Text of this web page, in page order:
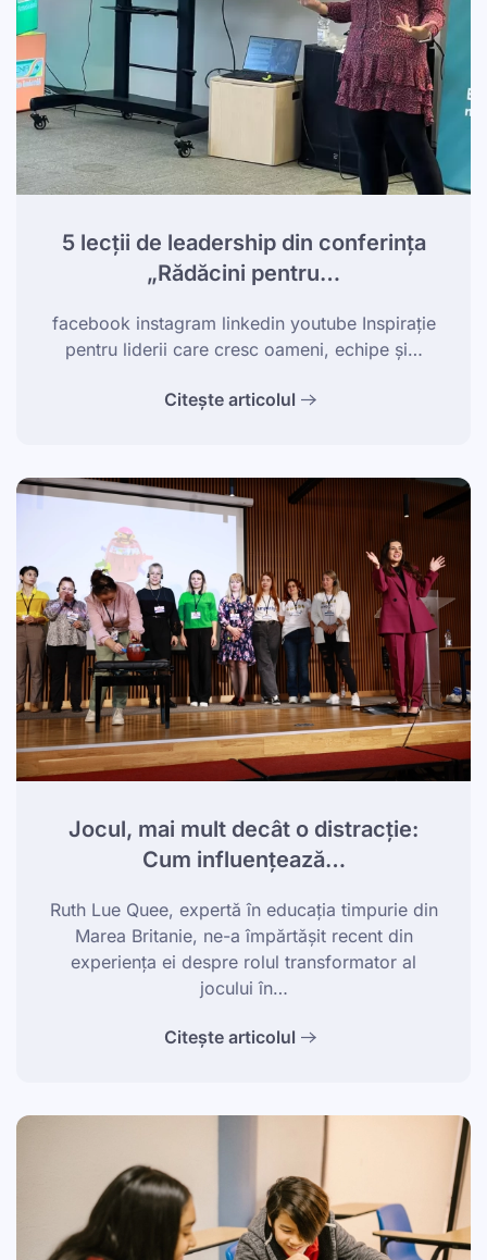
5 lecții de leadership din conferința
„Rădăcini pentru…
facebook instagram linkedin youtube Inspirație
pentru liderii care cresc oameni, echipe și…
Citește articolul
Jocul, mai mult decât o distracție:
Cum influențează…
Ruth Lue Quee, expertă în educația timpurie din
Marea Britanie, ne-a împărtășit recent din
experiența ei despre rolul transformator al
jocului în…
Citește articolul